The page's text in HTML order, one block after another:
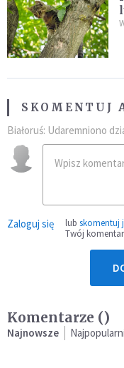
SKOMENTUJ
Białoruś: Udaremniono
Zaloguj się lub skomentuj
Twój
Komentarze ()
Najnowsze